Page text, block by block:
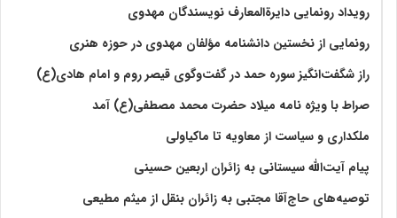
رویداد رونمایی دایرةالمعارف نویسندگان مهدوی
رونمایی از نخستین دانشنامه مؤلفان مهدوی در حوزه هنری
راز شگفت‌انگیز سوره حمد در گفت‌وگوی قیصر روم و امام هادی(ع)
صراط با ویژه نامه میلاد حضرت محمد مصطفی(ع) آمد
ملکداری و سیاست از معاویه تا ماکیاولی
پیام آیت‌الله سیستانی به زائران اربعین حسینی
توصیه‌های حاج‌آقا مجتبی به زائران بنقل از میثم مطیعی